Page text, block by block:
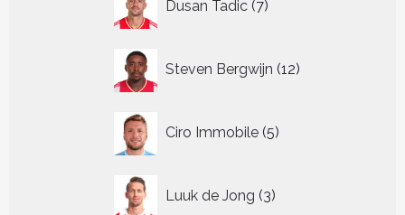
Dusan Tadic 7
producten
Steven Bergwijn 12
producten
Ciro Immobile 5
producten
Luuk de Jong 3
producten